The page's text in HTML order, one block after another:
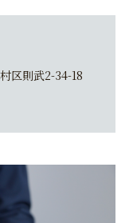
区則武2-34-18